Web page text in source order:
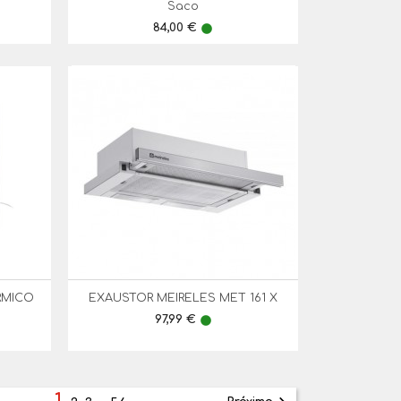
Saco
Preço
84,00 € lens
EXAUSTOR MEIRELES MET 161 X
Preço
97,99 € lens
Vista Rápida